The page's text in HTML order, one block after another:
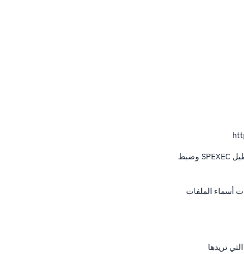
- تركز هذه الأداة على معالجات PHP وتكوينها. يسمح لك بتمكين وتعطيل SPEXEC وضبط
أسماء الملفات